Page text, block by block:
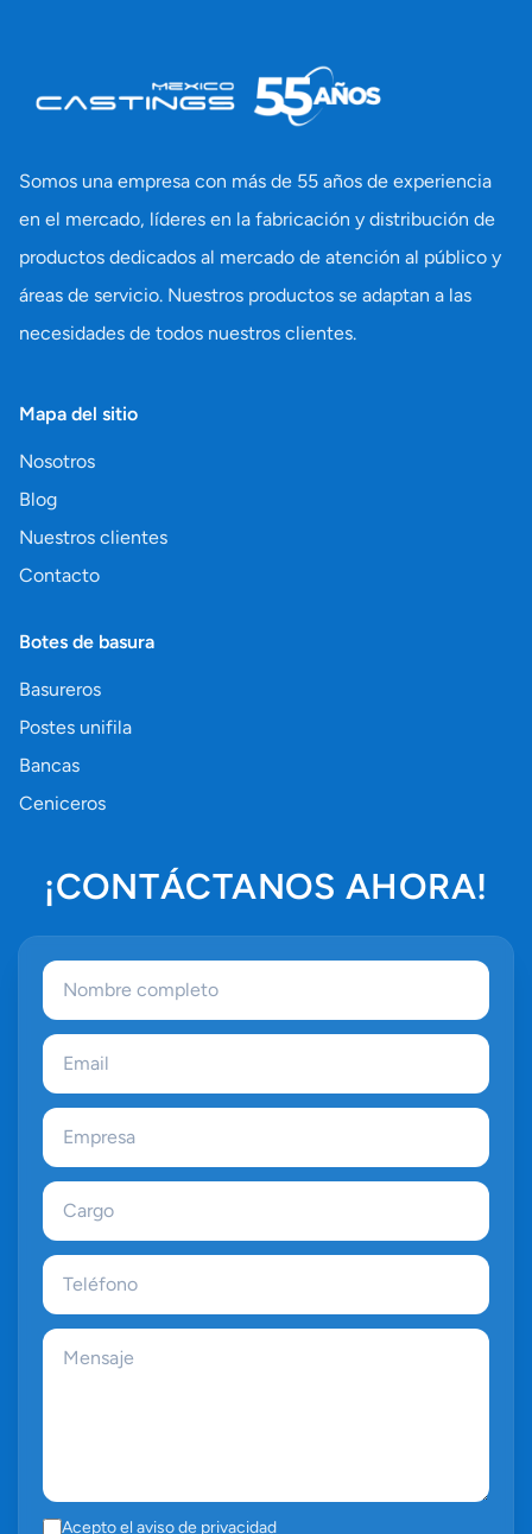
Somos una empresa con más de 55 años de experiencia
en el mercado, líderes en la fabricación y distribución de
productos dedicados al mercado de atención al público y
áreas de servicio. Nuestros productos se adaptan a las
necesidades de todos nuestros clientes.
Mapa del sitio
Nosotros
Blog
Nuestros clientes
Contacto
Botes de basura
Basureros
Postes unifila
Bancas
Ceniceros
¡CONTÁCTANOS AHORA!
Acepto el aviso de privacidad